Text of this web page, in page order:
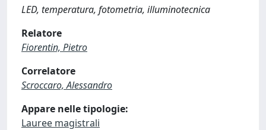
LED, temperatura, fotometria, illuminotecnica
Relatore
Fiorentin, Pietro
Correlatore
Scroccaro, Alessandro
Appare nelle tipologie:
Lauree magistrali